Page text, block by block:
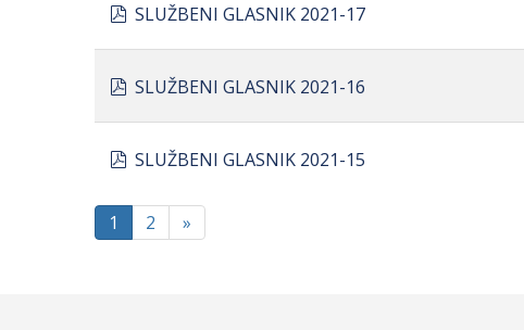
pdf
SLUŽBENI GLASNIK 2021-17
pdf
SLUŽBENI GLASNIK 2021-16
pdf
SLUŽBENI GLASNIK 2021-15
1 2 »